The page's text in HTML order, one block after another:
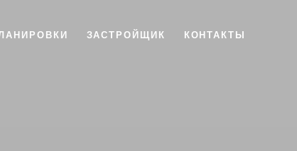
ЗАСТРОЙЩИК КОНТАКТЫ